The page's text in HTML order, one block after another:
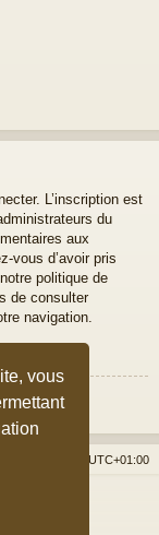
vous
L’inscription est
du
aux
vous d’avoir pris
politique de
de consulter
navigation.
UTC+01:00
Limited